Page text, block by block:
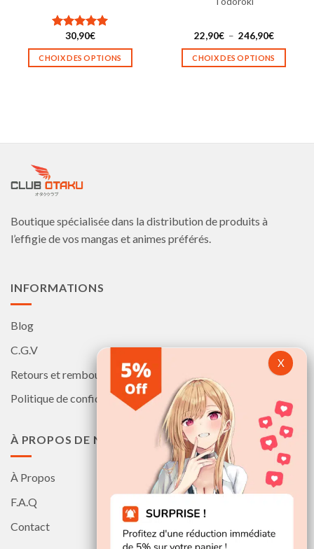
Note5.00
sur 5
30,90€
CHOIX DES OPTIONS
être
sur
la
22,90€ – 246,90€Plage
prix :
22,90€
CHOIX DES OPTIONS
sur
Boutique spécialisée dans la distribution de produits à
l’effigie de vos mangas et animes préférés.
INFORMATIONS
Blog
C.G.V
Retours et remboursements
Politique de confidentialité
À PROPOS DE NOUS
À Propos
F.A.Q
Contact